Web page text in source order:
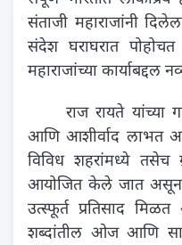
संताजी महाराजांनी
संदेश घराघरात
महाराजांच्या कार्याबद्दल
राज रायते यांच्या
आणि आशीर्वाद लाभत
विविध शहरांमध्ये तसेच
आयोजित केले जात असून,
उत्स्फूर्त प्रतिसाद
शब्दांतील ओज आणि